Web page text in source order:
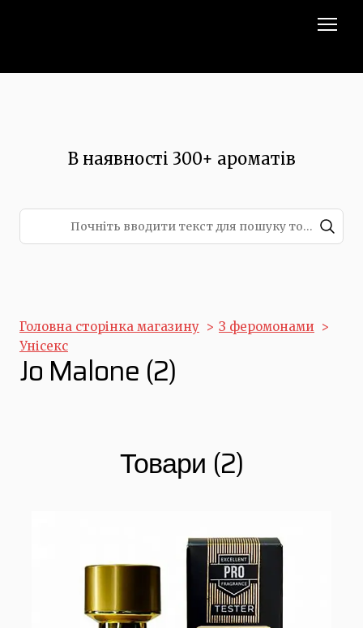
В наявності 300+ ароматів
Головна сторінка магазину
З феромонами
Унісекс
Jo Malone (2)
Товари (2)